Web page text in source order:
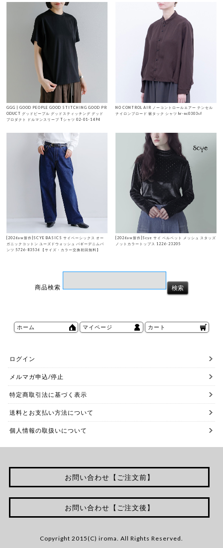
GGG | GOOD PEOPLE GOOD STITCHING GOOD PR
ODUCT グッドピープル グッドスティッチング グッド
プロダクト ドルマンスリーブ Tシャツ 02-01-1494
NO CONTROL AIR ノーコントロールエアー テンセル
ナイロンブロード 裾タック シャツ hr-nc0303sf
[2026aw新作]SCYE BASICS サイベーシックス オー
ガニックコットン ユーズドウォッシュ バギーデニムパ
ンツ 5726-83536 【サイズ・カラー交換初回無料】
[2026aw新作]Scye サイ ベルベット メッシュ スタッズ
ノットカラートップス 1226-23205
商品検索
ホーム マイページ カート
ログイン
メルマガ申込/停止
特定商取引法に基づく表示
送料とお支払い方法について
個人情報の取扱いについて
お問い合わせ【ご注文前】
お問い合わせ【ご注文後】
Copyright 2015(C) iroma. All Rights Reserved.